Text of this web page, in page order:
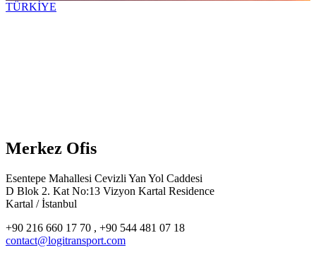
TÜRKİYE
Merkez Ofis
Esentepe Mahallesi Cevizli Yan Yol Caddesi
D Blok 2. Kat No:13 Vizyon Kartal Residence
Kartal / İstanbul
+90 216 660 17 70 , +90 544 481 07 18
contact@logitransport.com